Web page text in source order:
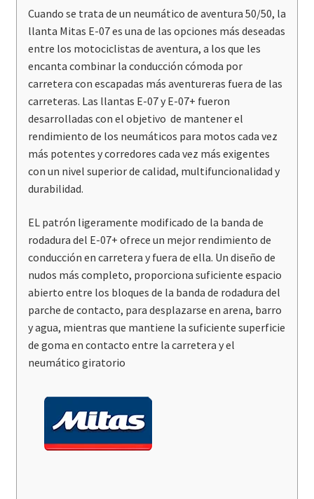
Cuando se trata de un neumático de aventura 50/50, la
llanta Mitas E-07 es una de las opciones más deseadas
entre los motociclistas de aventura, a los que les
encanta combinar la conducción cómoda por
carretera con escapadas más aventureras fuera de las
carreteras. Las llantas E-07 y E-07+ fueron
desarrolladas con el objetivo de mantener el
rendimiento de los neumáticos para motos cada vez
más potentes y corredores cada vez más exigentes
con un nivel superior de calidad, multifuncionalidad y
durabilidad.
EL patrón ligeramente modificado de la banda de
rodadura del E-07+ ofrece un mejor rendimiento de
conducción en carretera y fuera de ella. Un diseño de
nudos más completo, proporciona suficiente espacio
abierto entre los bloques de la banda de rodadura del
parche de contacto, para desplazarse en arena, barro
y agua, mientras que mantiene la suficiente superficie
de goma en contacto entre la carretera y el
neumático giratorio